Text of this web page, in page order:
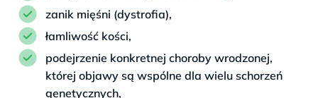
zanik mięśni (dystrofia),
łamliwość kości,
podejrzenie konkretnej choroby wrodzonej,
której objawy są wspólne dla wielu schorzeń
genetycznych,